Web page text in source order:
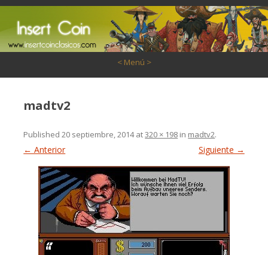
< Menú >
madtv2
Published20 septiembre, 2014at320 × 198 in madtv2.
← Anterior Siguiente →